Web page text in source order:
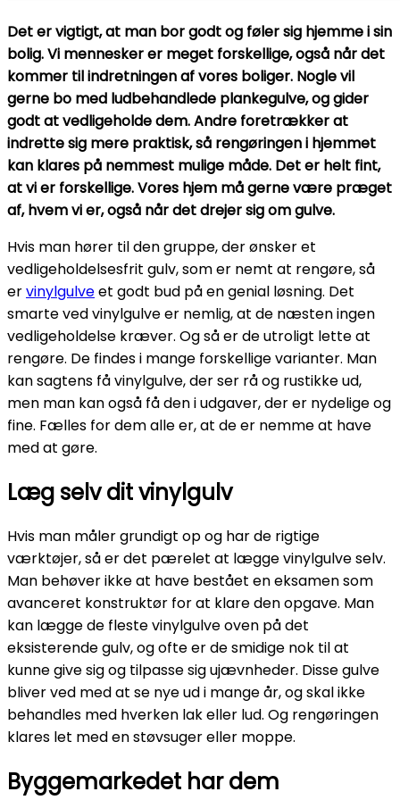
Det er vigtigt, at man bor godt og føler sig hjemme i sin
bolig. Vi mennesker er meget forskellige, også når det
kommer til indretningen af vores boliger. Nogle vil
gerne bo med ludbehandlede plankegulve, og gider
godt at vedligeholde dem. Andre foretrækker at
indrette sig mere praktisk, så rengøringen i hjemmet
kan klares på nemmest mulige måde. Det er helt fint,
at vi er forskellige. Vores hjem må gerne være præget
af, hvem vi er, også når det drejer sig om gulve.
Hvis man hører til den gruppe, der ønsker et
vedligeholdelsesfrit gulv, som er nemt at rengøre, så
ervinylgulveet godt bud på en genial løsning. Det
smarte ved vinylgulve er nemlig, at de næsten ingen
vedligeholdelse kræver. Og så er de utroligt lette at
rengøre. De findes i mange forskellige varianter. Man
kan sagtens få vinylgulve, der ser rå og rustikke ud,
men man kan også få den i udgaver, der er nydelige og
fine. Fælles for dem alle er, at de er nemme at have
med at gøre.
Læg selv dit vinylgulv
Hvis man måler grundigt op og har de rigtige
værktøjer, så er det pærelet at lægge vinylgulve selv.
Man behøver ikke at have bestået en eksamen som
avanceret konstruktør for at klare den opgave. Man
kan lægge de fleste vinylgulve oven på det
eksisterende gulv, og ofte er de smidige nok til at
kunne give sig og tilpasse sig ujævnheder. Disse gulve
bliver ved med at se nye ud i mange år, og skal ikke
behandles med hverken lak eller lud. Og rengøringen
klares let med en støvsuger eller moppe.
Byggemarkedet har dem